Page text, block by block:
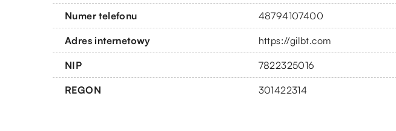
Numer telefonu 48794107400
Adres internetowy https://gilbt.com
NIP 7822325016
REGON 301422314